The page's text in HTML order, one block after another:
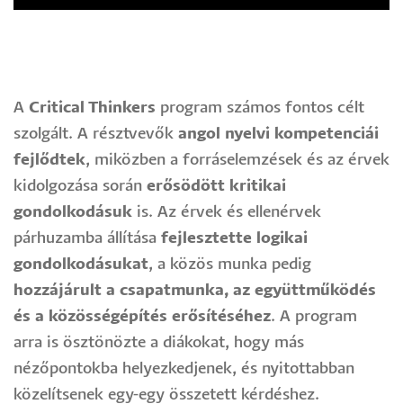
A Critical Thinkers program számos fontos célt
szolgált. A résztvevők angol nyelvi kompetenciái
fejlődtek, miközben a forráselemzések és az érvek
kidolgozása során erősödött kritikai
gondolkodásuk is. Az érvek és ellenérvek
párhuzamba állítása fejlesztette logikai
gondolkodásukat, a közös munka pedig
hozzájárult a csapatmunka, az együttműködés
és a közösségépítés erősítéséhez. A program
arra is ösztönözte a diákokat, hogy más
nézőpontokba helyezkedjenek, és nyitottabban
közelítsenek egy-egy összetett kérdéshez.